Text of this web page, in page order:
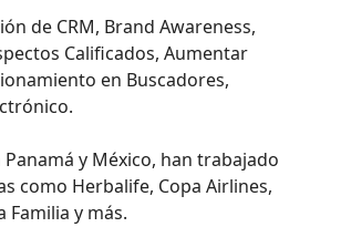
de CRM, Brand Awareness,
Calificados, Aumentar
en Buscadores,
Panamá y México, han trabajado
como Herbalife, Copa Airlines,
Familia y más.